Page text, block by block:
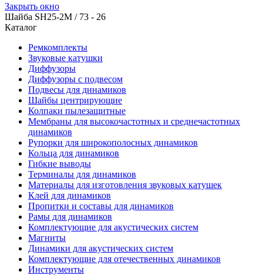
Закрыть окно
Шайба SH25-2M / 73 - 26
Каталог
Ремкомплекты
Звуковые катушки
Диффузоры
Диффузоры с подвесом
Подвесы для динамиков
Шайбы центрирующие
Колпаки пылезащитные
Мембраны для высокочастотных и среднечастотных
динамиков
Рупорки для широкополосных динамиков
Кольца для динамиков
Гибкие выводы
Терминалы для динамиков
Материалы для изготовления звуковых катушек
Клей для динамиков
Пропитки и составы для динамиков
Рамы для динамиков
Комплектующие для акустических систем
Магниты
Динамики для акустических систем
Комплектующие для отечественных динамиков
Инструменты